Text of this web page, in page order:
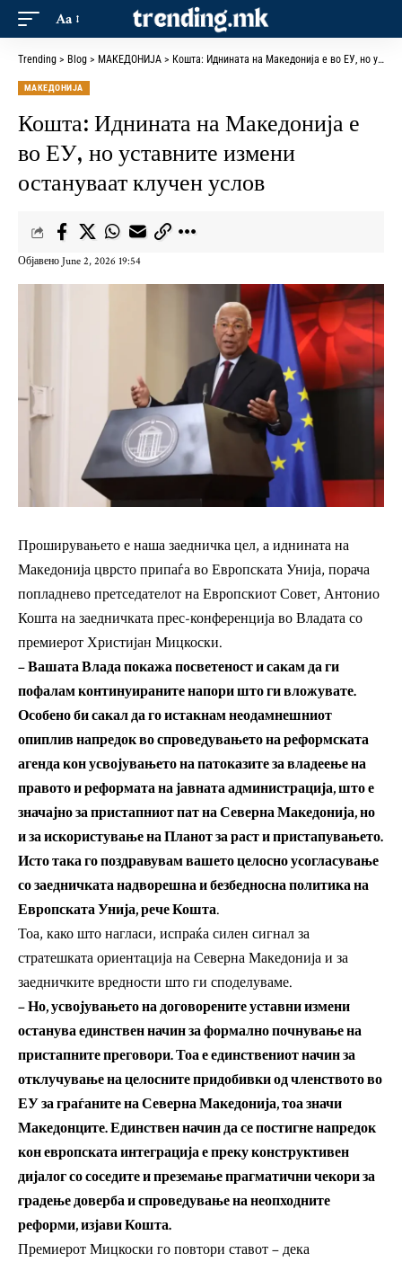
Aa
Trending > Blog > МАКЕДОНИЈА > Кошта: Иднината на Македонија е во ЕУ, но уставните измени остануваат клучен услов
МАКЕДОНИЈА
Кошта: Иднината на Македонија е
во ЕУ, но уставните измени
остануваат клучен услов
Објавено June 2, 2026 19:54
Проширувањето е наша заедничка цел, а иднината на
Македонија цврсто припаѓа во Европската Унија, порача
попладнево претседателот на Европскиот Совет, Антонио
Кошта на заедничката прес-конференција во Владата со
премиерот Христијан Мицкоски.
– Вашата Влада покажа посветеност и сакам да ги
пофалам континуираните напори што ги вложувате.
Особено би сакал да го истакнам неодамнешниот
опиплив напредок во спроведувањето на реформската
агенда кон усвојувањето на патоказите за владеење на
правото и реформата на јавната администрација, што е
значајно за пристапниот пат на Северна Македонија, но
и за искористување на Планот за раст и пристапувањето.
Исто така го поздравувам вашето целосно усогласување
со заедничката надворешна и безбедносна политика на
Европската Унија, рече Кошта.
Тоа, како што нагласи, испраќа силен сигнал за
стратешката ориентација на Северна Македонија и за
заедничките вредности што ги споделуваме.
– Но, усвојувањето на договорените уставни измени
останува единствен начин за формално почнување на
пристапните преговори. Тоа е единствениот начин за
отклучување на целосните придобивки од членството во
ЕУ за граѓаните на Северна Македонија, тоа значи
Македонците. Единствен начин да се постигне напредок
кон европската интеграција е преку конструктивен
дијалог со соседите и преземање прагматични чекори за
градење доверба и спроведување на неопходните
реформи, изјави Кошта.
Премиерот Мицкоски го повтори ставот – дека